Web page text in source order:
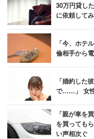
30万円貸し
に依頼して
「今、ホテ
倫相手から
「婚約した
で……」 女
「親が車を
を買っても
い声相次ぐ